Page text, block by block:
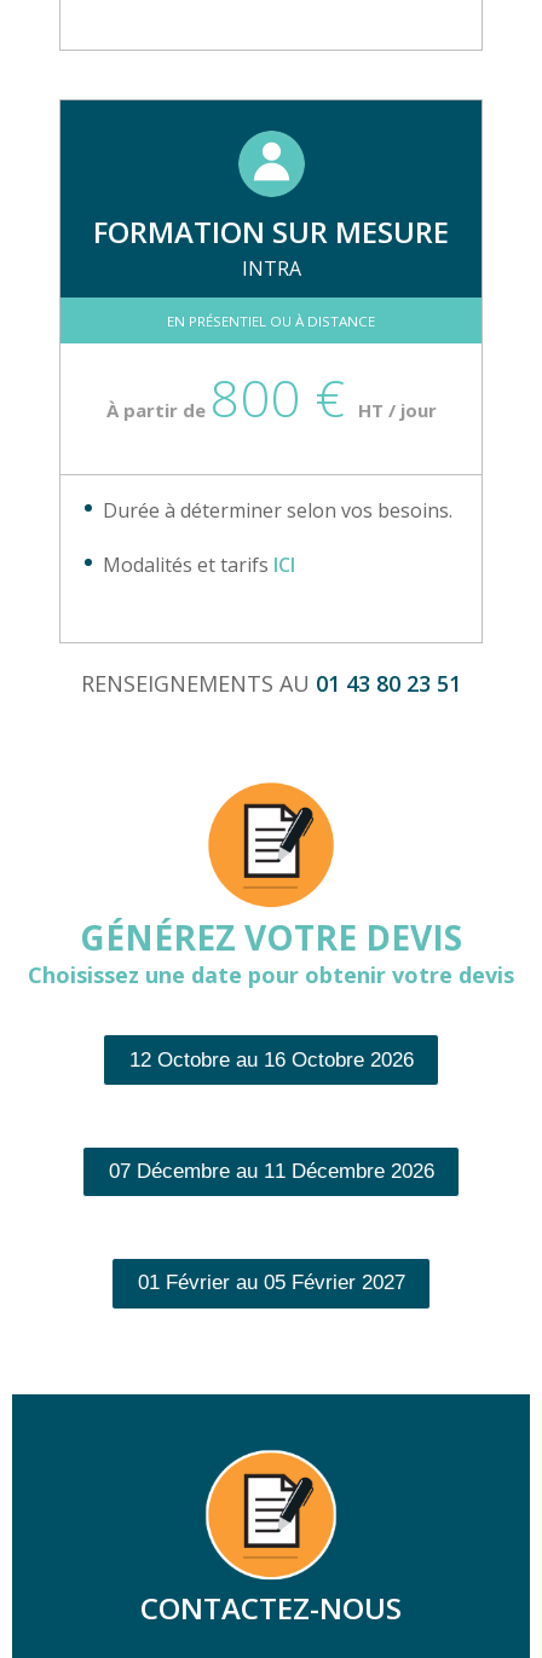
FORMATION SUR MESURE
INTRA
EN PRÉSENTIEL OU À DISTANCE
À partir de 800 € HT / jour
Durée à déterminer selon vos besoins.
Modalités et tarifs ICI
RENSEIGNEMENTS AU 01 43 80 23 51
GÉNÉREZ VOTRE DEVIS
Choisissez une date pour obtenir votre devis
12 Octobre au 16 Octobre 2026
07 Décembre au 11 Décembre 2026
01 Février au 05 Février 2027
CONTACTEZ-NOUS